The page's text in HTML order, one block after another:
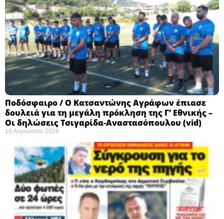
Ποδόσφαιρο / Ο Κατσαντώνης Αγράφων έπιασε
δουλειά για τη μεγάλη πρόκληση της Γ’ Εθνικής –
Οι δηλώσεις Τσιγαρίδα-Αναστασόπουλου (vid)
10 Αυγούστου 2026